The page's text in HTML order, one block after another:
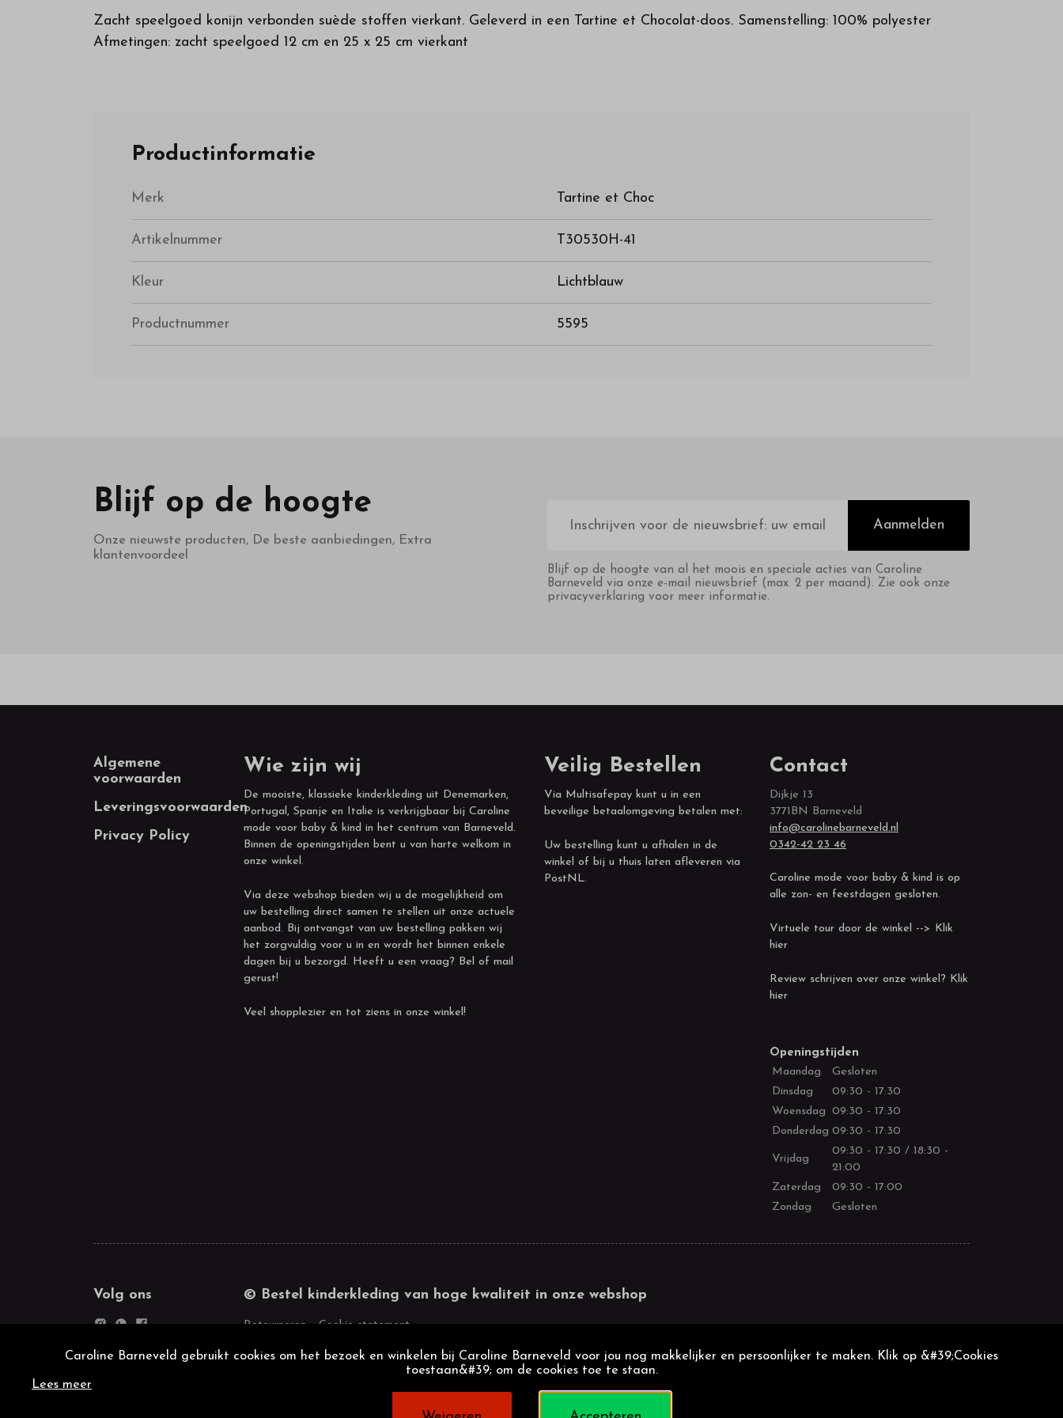
Zacht speelgoed konijn verbonden suède stoffen vierkant. Geleverd in een Tartine et Chocolat-doos. Samenstelling: 100% polyester
Afmetingen: zacht speelgoed 12 cm en 25 x 25 cm vierkant
Productinformatie
Merk Tartine et Choc
Artikelnummer T30530H-41
Kleur Lichtblauw
Productnummer 5595
Blijf op de hoogte
Onze nieuwste producten, De beste aanbiedingen, Extra
klantenvoordeel
mailadres
Aanmelden
Blijf op de hoogte van al het moois en speciale acties van Caroline
Barneveld via onze e-mail nieuwsbrief (max. 2 per maand). Zie ook onze
privacyverklaring voor meer informatie.
Footer
Algemene
voorwaarden
Leveringsvoorwaarden
Privacy Policy
Wie zijn wij
De mooiste, klassieke kinderkleding uit Denemarken,
Portugal, Spanje en Italie is verkrijgbaar bij Caroline
mode voor baby & kind in het centrum van Barneveld.
Binnen de openingstijden bent u van harte welkom in
onze winkel.
Via deze webshop bieden wij u de mogelijkheid om
uw bestelling direct samen te stellen uit onze actuele
aanbod. Bij ontvangst van uw bestelling pakken wij
het zorgvuldig voor u in en wordt het binnen enkele
dagen bij u bezorgd. Heeft u een vraag? Bel of mail
gerust!
Veel shopplezier en tot ziens in onze winkel!
Veilig Bestellen
Via Multisafepay kunt u in een
beveilige betaalomgeving betalen met:
Uw bestelling kunt u afhalen in de
winkel of bij u thuis laten afleveren via
PostNL.
Contact
Dijkje 13
3771BN Barneveld
info@carolinebarneveld.nl
0342-42 23 46
Caroline mode voor baby & kind is op
alle zon- en feestdagen gesloten.
Virtuele tour door de winkel --> Klik
hier
Review schrijven over onze winkel? Klik
hier
Openingstijden
Maandag
Gesloten
Dinsdag
09:30 - 17:30
Woensdag 09:30 - 17:30
Donderdag 09:30 - 17:30
Vrijdag
09:30 - 17:30 / 18:30 -
21:00
Zaterdag
09:30 - 17:00
Zondag
Gesloten
Volg ons © Bestel kinderkleding van hoge kwaliteit in onze webshop
Retourneren Cookie statement
Caroline Barneveld gebruikt cookies om het bezoek en winkelen bij Caroline Barneveld voor jou nog makkelijker en persoonlijker te maken. Klik op &#39;Cookies
toestaan&#39; om de cookies toe te staan.
Lees meer